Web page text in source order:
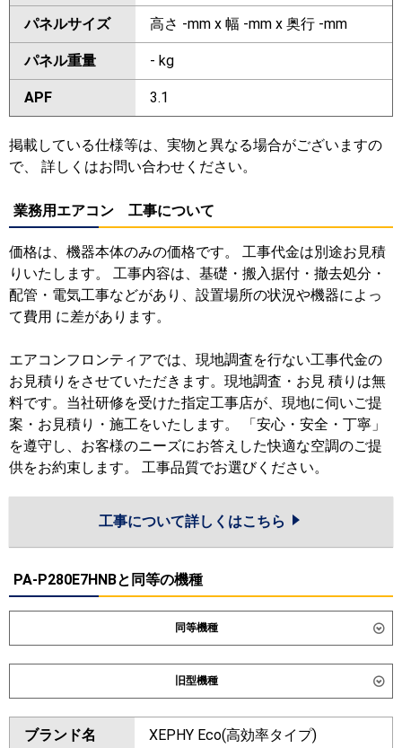
パネルサイズ 高さ -mm x 幅 -mm x 奥行 -mm
パネル重量 - kg
APF 3.1
掲載している仕様等は、実物と異なる場合がございますの
で、 詳しくはお問い合わせください。
業務用エアコン 工事について
価格は、機器本体のみの価格です。 工事代金は別途お見積
りいたします。 工事内容は、基礎・搬入据付・撤去処分・
配管・電気工事などがあり、設置場所の状況や機器によっ
て費用 に差があります。
エアコンフロンティアでは、現地調査を行ない工事代金の
お見積りをさせていただきます。現地調査・お見 積りは無
料です。当社研修を受けた指定工事店が、現地に伺いご提
案・お見積り・施工をいたします。 「安心・安全・丁寧」
を遵守し、お客様のニーズにお答えした快適な空調のご提
供をお約束します。 工事品質でお選びください。
工事について詳しくはこちら
PA-P280E7HNBと同等の機種
同等機種
ダイキン SZRMH280C SZRM280C
東芝 RDSA28014MUB
三菱電機 PEZ-ERMP280E6
旧型機種
ダイキン SZRMH280BB SZRMH280BA
SZRM280BA SZRMH280B
ブランド名 XEPHY Eco(高効率タイプ)